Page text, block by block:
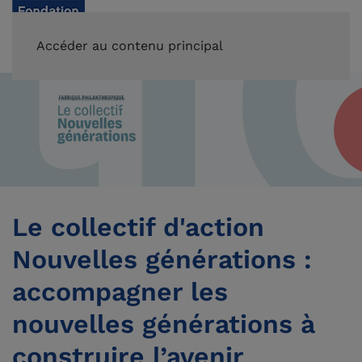
Accéder au contenu principal
Le collectif d'action
Nouvelles générations :
accompagner les
nouvelles générations à